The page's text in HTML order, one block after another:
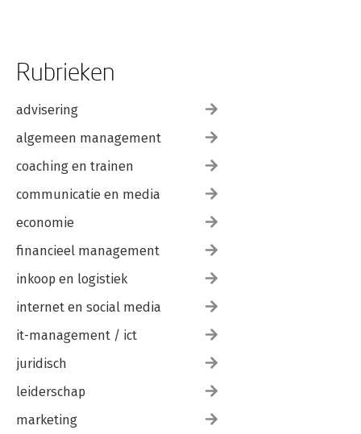
Rubrieken
advisering
algemeen management
coaching en trainen
communicatie en media
economie
financieel management
inkoop en logistiek
internet en social media
it-management / ict
juridisch
leiderschap
marketing